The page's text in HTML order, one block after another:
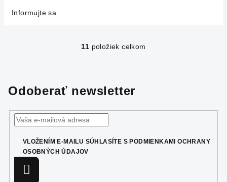
Informujte sa
O
á
d
a
e
11 položiek celkom
Odoberať newsletter
VLOŽENÍM E-MAILU SÚHLASÍTE SPODMIENKAMI OCHRANY
OSOBNÝCH ÚDAJOV